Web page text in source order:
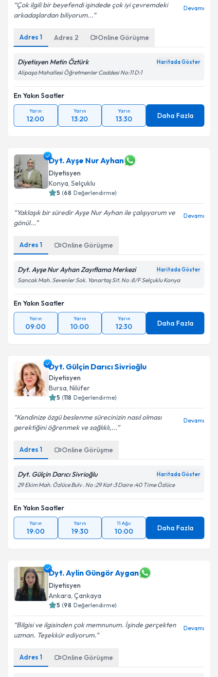
Çok ilgili bir beyefendi işindede çok iyi çevremdeki
arkadaşlardan biliyorum...
Devamı
Adres 1 Adres 2 Online Görüşme
Diyetisyen Metin Öztürk Haritada Göster
Alipaşa Mahallesi Öğretmenler Caddesi No:11 D:1
En Yakın Saatler
Yarın
12:00
Yarın
13:20
Yarın
13:30 Daha Fazla
Dyt. Ayşe Nur Ayhan
Diyetisyen
Konya, Selçuklu
5 (68 Değerlendirme)
Yaklaşık bir süredir Ayşe Nur Ayhan ile çalışıyorum ve
gönül...
Devamı
Adres 1 Online Görüşme
Dyt. Ayşe Nur Ayhan Zayıflama Merkezi Haritada Göster
Sancak Mah. Sevenler Sok. Yanartaş Sit. No :8/F Selçuklu Konya
En Yakın Saatler
Yarın
09:00
Yarın
10:00
Yarın
12:30 Daha Fazla
Dyt. Gülçin Darıcı Sivrioğlu
Diyetisyen
Bursa, Nilüfer
5 (118 Değerlendirme)
Kendinize özgü beslenme sürecinizin nasıl olması
gerektiğini öğrenmek ve sağlıklı,...
Devamı
Adres 1 Online Görüşme
Dyt. Gülçin Darıcı Sivrioğlu Haritada Göster
29 Ekim Mah. Özlüce Bulv . No :29 Kat :3 Daire :40 Time Özlüce
En Yakın Saatler
Yarın
19:00
Yarın
19:30
11 Ağu
10:00 Daha Fazla
Dyt. Aylin Güngör Aygan
Diyetisyen
Ankara, Çankaya
5 (98 Değerlendirme)
Bilgisi ve ilgisinden çok memnunum. İşinde gerçekten
uzman. Teşekkür ediyorum.
Devamı
Adres 1 Online Görüşme